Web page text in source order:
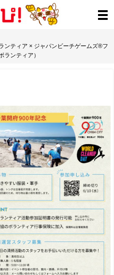
ンティア × ジャパンビーチゲームズ®フ
ランティア）